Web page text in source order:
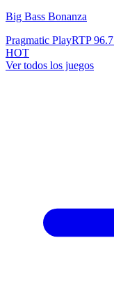
Big Bass Bonanza
Pragmatic PlayRTP
HOT
Ver todos los juegos